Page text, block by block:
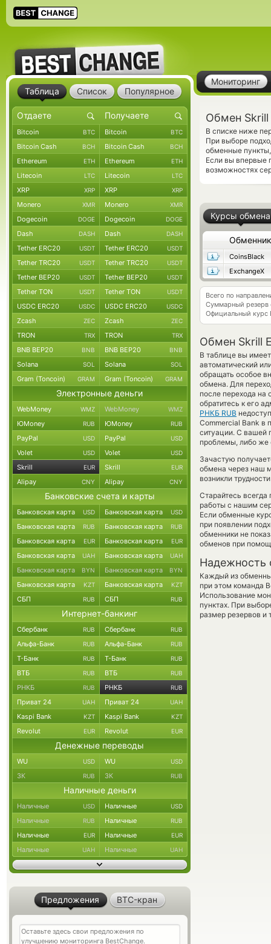
Мониторинг
Обмен Skrill
В списке ниже
При выборе
обменные
Если вы впервые
возможностях
Курсы обмена
Обменник
CoinsBlack
ExchangeX
Всего по
Суммарный резерв
Официальный курс
Обмен Skrill
В таблице вы
автоматический
обращать особое
обмена. Для
после перехода
обратитесь к его
РНКБ RUB
Commercial Bank в
ситуации. С вашей
проблемы, либо же
Зачастую
обмена через наш
возникли
Старайтесь
работы с нашим
Если обменные
при появлении
обменники не
обменов при
Надежность
Каждый из
при этом команда
Использование
пунктах. При
размер резервов и
Таблица Список Популярное
Bitcoin BTC Bitcoin BTC
Bitcoin Cash BCH Bitcoin Cash BCH
Ethereum ETH Ethereum ETH
Litecoin LTC Litecoin LTC
XRP XRP XRP XRP
Monero XMR Monero XMR
Dogecoin DOGE Dogecoin DOGE
Dash DASH Dash DASH
Tether ERC20 USDT Tether ERC20 USDT
Tether TRC20 USDT Tether TRC20 USDT
Tether BEP20 USDT Tether BEP20 USDT
Tether TON USDT Tether TON USDT
USDC ERC20 USDC USDC ERC20 USDC
Zcash ZEC Zcash ZEC
TRON TRX TRON TRX
BNB BEP20 BNB BNB BEP20 BNB
Solana SOL Solana SOL
Gram (Toncoin) GRAM Gram (Toncoin) GRAM
Электронные деньги
WebMoney WMZ WebMoney WMZ
ЮMoney RUB ЮMoney RUB
PayPal USD PayPal USD
Volet USD Volet USD
Skrill EUR Skrill EUR
Alipay CNY Alipay CNY
Банковские счета и карты
Банковская карта USD Банковская карта USD
Банковская карта RUB Банковская карта RUB
Банковская карта EUR Банковская карта EUR
Банковская карта UAH Банковская карта UAH
Банковская карта BYN Банковская карта BYN
Банковская карта KZT Банковская карта KZT
СБП RUB СБП RUB
Интернет-банкинг
Сбербанк RUB Сбербанк RUB
Альфа-Банк RUB Альфа-Банк RUB
Т-Банк RUB Т-Банк RUB
ВТБ RUB ВТБ RUB
РНКБ RUB РНКБ RUB
Приват 24 UAH Приват 24 UAH
Kaspi Bank KZT Kaspi Bank KZT
Revolut EUR Revolut EUR
Денежные переводы
WU USD WU USD
ЗК RUB ЗК RUB
Наличные деньги
Наличные USD Наличные USD
Наличные RUB Наличные RUB
Наличные EUR Наличные EUR
Наличные UAH Наличные UAH
Предложения BTC-кран